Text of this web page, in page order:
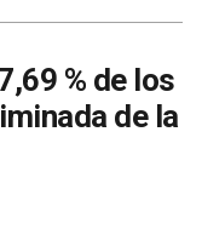
% de los
de la